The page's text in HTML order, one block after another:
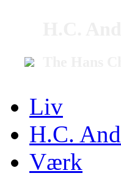
Liv
H.C.
Værk